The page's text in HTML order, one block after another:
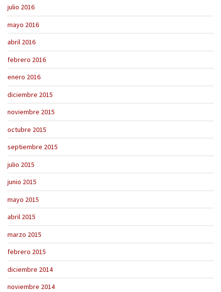
julio 2016
mayo 2016
abril 2016
febrero 2016
enero 2016
diciembre 2015
noviembre 2015
octubre 2015
septiembre 2015
julio 2015
junio 2015
mayo 2015
abril 2015
marzo 2015
febrero 2015
diciembre 2014
noviembre 2014